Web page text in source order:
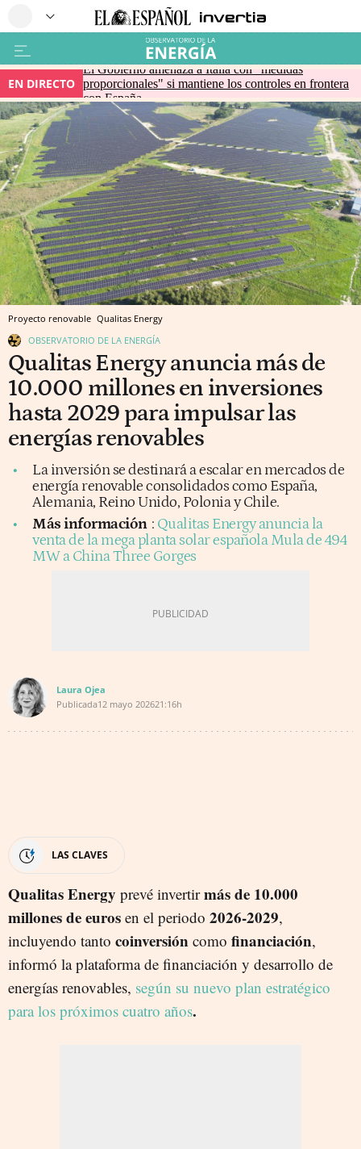
EN DIRECTO
El Gobierno amenaza a Italia con "medidas
proporcionales" si mantiene los controles en frontera
con España
Proyecto renovable Qualitas Energy
OBSERVATORIO DE LA ENERGÍA
Qualitas Energy anuncia más de
10.000 millones en inversiones
hasta 2029 para impulsar las
energías renovables
La inversión se destinará a escalar en mercados de
energía renovable consolidados como España,
Alemania, Reino Unido, Polonia y Chile.
Más información : Qualitas Energy anuncia la
venta de la mega planta solar española Mula de 494
MW a China Three Gorges
Laura Ojea
Publicada12 mayo 202621:16h
LAS CLAVES
Qualitas Energy prevé invertirmás de 10.000
millones de euros en el periodo 2026-2029,
incluyendo tanto coinversión como financiación,
informó la plataforma de financiación y desarrollo de
energías renovables, según su nuevo plan estratégico
para los próximos cuatro años.